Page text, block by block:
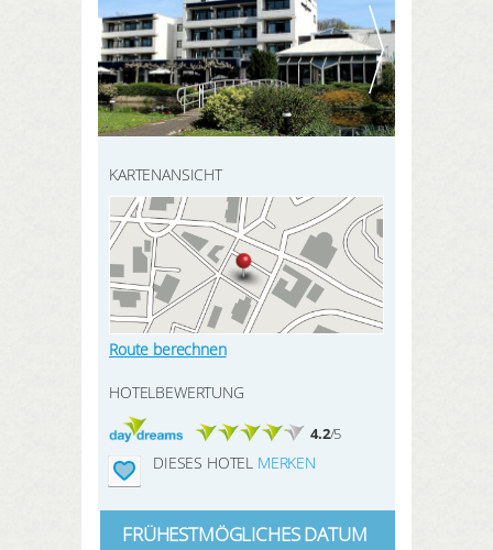
HIER REGISTRIEREN
Meine Buchungen
Meine Produkte
Meine Hotels
ANMELDEN
SUCHEN
KARTENANSICHT
Route berechnen
HOTELBEWERTUNG
4.2/5
DIESES HOTEL MERKEN
FRÜHESTMÖGLICHES DATUM